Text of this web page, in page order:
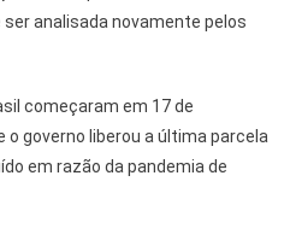
analisada novamente pelos
começaram em 17 de
o governo liberou a última parcela
em razão da pandemia de